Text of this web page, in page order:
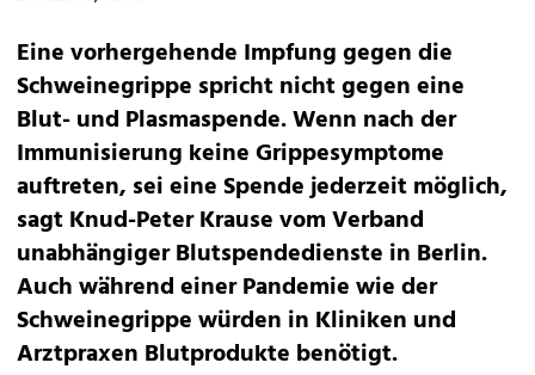
Eine vorhergehende Impfung gegen die
Schweinegrippe spricht nicht gegen eine
Blut- und Plasmaspende. Wenn nach der
Immunisierung keine Grippesymptome
auftreten, sei eine Spende jederzeit möglich,
sagt Knud-Peter Krause vom Verband
unabhängiger Blutspendedienste in Berlin.
Auch während einer Pandemie wie der
Schweinegrippe würden in Kliniken und
Arztpraxen Blutprodukte benötigt.